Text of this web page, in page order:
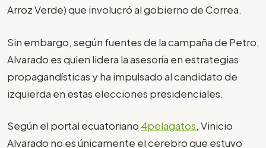
Arroz Verde) que involucró al gobierno de Correa.
Sin embargo, según fuentes de la campaña de Petro,
Alvarado es quien lidera la asesoría en estrategias
propagandísticas y ha impulsado al candidato de
izquierda en estas elecciones presidenciales.
Según el portal ecuatoriano 4pelagatos, Vinicio
Alvarado no es únicamente el cerebro que estuvo